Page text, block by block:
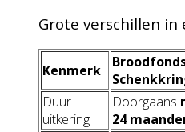
Grote verschillen in
Kenmerk
Duur
uitkering
Doorgaans
24